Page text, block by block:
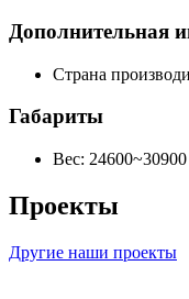
Дополнительная
Страна
Габариты
Вес: 24600~30900
Проекты
Другие наши проекты